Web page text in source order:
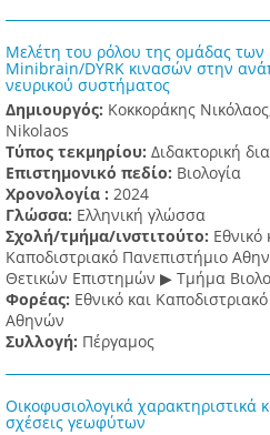
Μελέτη του ρόλου της ομάδας των
Minibrain/DYRK κινασών στην
νευρικού συστήματος
Δημιουργός: Κοκκοράκης
Nikolaos
Τύπος τεκμηρίου: Διδακτορική
Επιστημονικό πεδίο: Βιολογία
Χρονολογία : 2024
Γλώσσα: Ελληνική γλώσσα
Σχολή/τμήμα/ινστιτούτο: Εθνικό
Καποδιστριακό Πανεπιστήμιο
Θετικών Επιστημών ▶ Τμήμα
Φορέας: Εθνικό και
Αθηνών
Συλλογή: Πέργαμος
Οικοφυσιολογικά χαρακτηριστικά
σχέσεις γεωφύτων